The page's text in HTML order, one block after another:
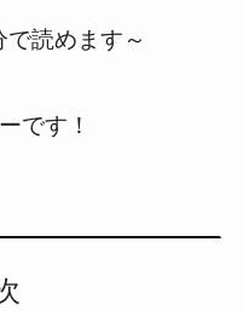
で読めます～
です！